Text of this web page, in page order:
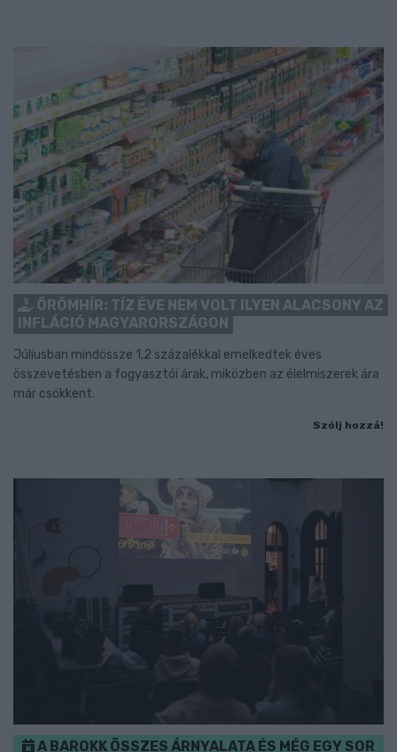
ÖRÖMHÍR: TÍZ ÉVE NEM VOLT ILYEN ALACSONY AZ
INFLÁCIÓ MAGYARORSZÁGON
Júliusban mindössze 1,2 százalékkal emelkedtek éves
összevetésben a fogyasztói árak, miközben az élelmiszerek ára
már csökkent.
Szólj hozzá!
A BAROKK ÖSSZES ÁRNYALATA ÉS MÉG EGY SOR